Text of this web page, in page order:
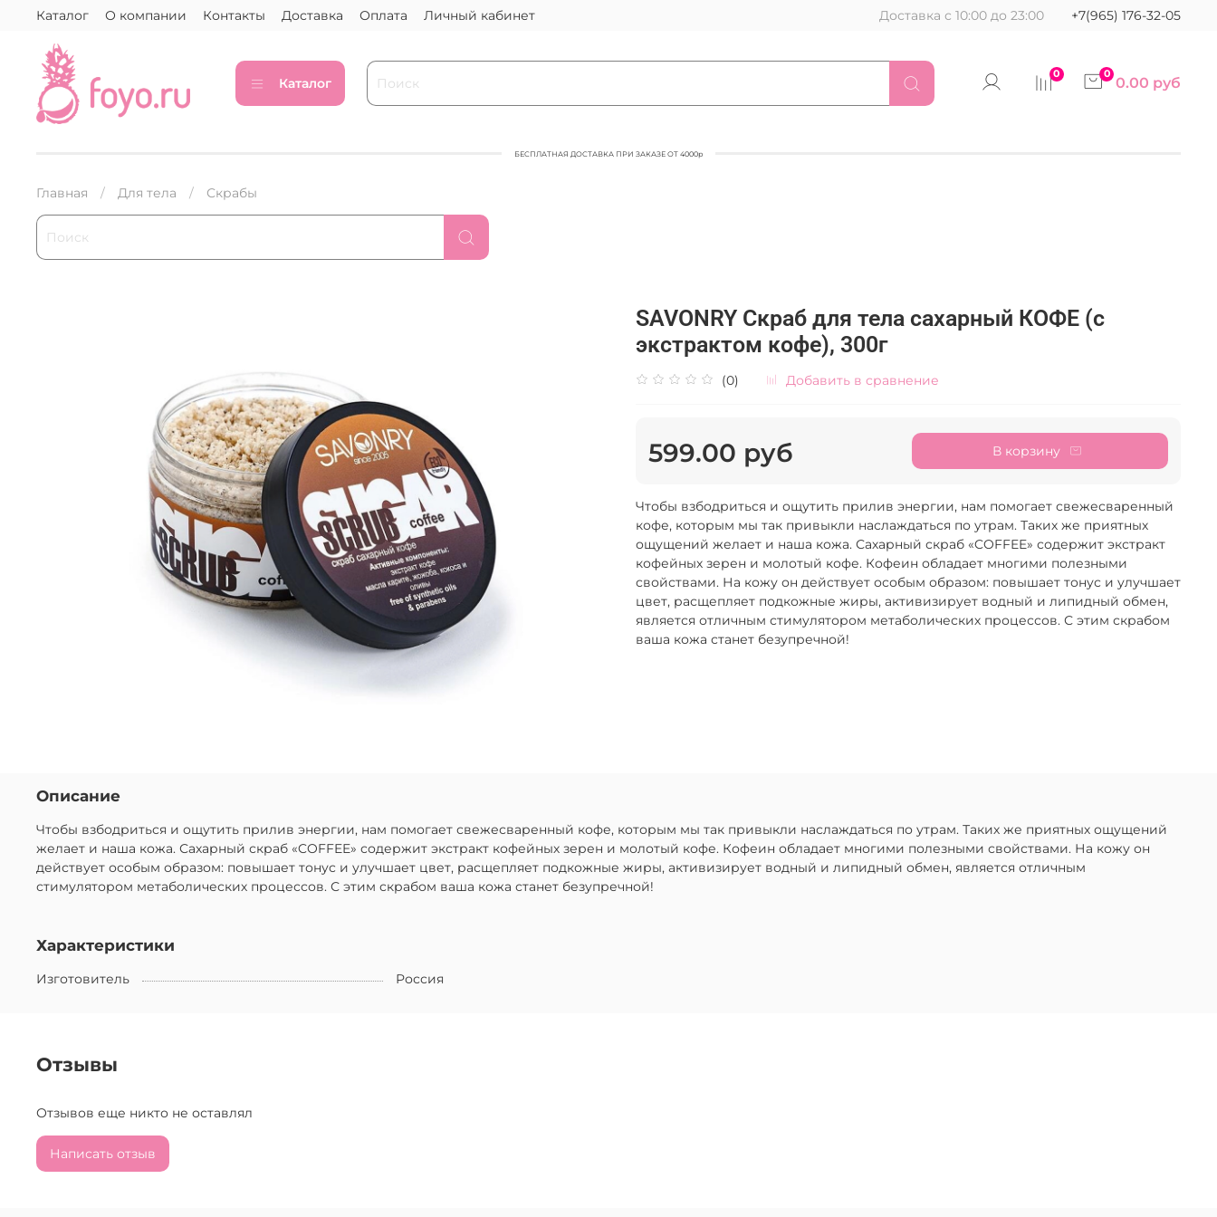
Каталог О компании Контакты Доставка Оплата Личный кабинет Доставка с 10:00 до 23:00 +7(965) 176-32-05
Каталог
0 0 0.00 руб
БЕСПЛАТНАЯ ДОСТАВКА ПРИ ЗАКАЗЕ ОТ 4000р
Главная Для тела Скрабы
SAVONRY Скраб для тела сахарный КОФЕ (с
экстрактом кофе), 300г
(0) Добавить в сравнение
599.00 руб В корзину
Чтобы взбодриться и ощутить прилив энергии, нам помогает свежесваренный
кофе, которым мы так привыкли наслаждаться по утрам. Таких же приятных
ощущений желает и наша кожа. Сахарный скраб «COFFEE» содержит экстракт
кофейных зерен и молотый кофе. Кофеин обладает многими полезными
свойствами. На кожу он действует особым образом: повышает тонус и улучшает
цвет, расщепляет подкожные жиры, активизирует водный и липидный обмен,
является отличным стимулятором метаболических процессов. С этим скрабом
ваша кожа станет безупречной!
Описание
Чтобы взбодриться и ощутить прилив энергии, нам помогает свежесваренный кофе, которым мы так привыкли наслаждаться по утрам. Таких же приятных ощущений
желает и наша кожа. Сахарный скраб «COFFEE» содержит экстракт кофейных зерен и молотый кофе. Кофеин обладает многими полезными свойствами. На кожу он
действует особым образом: повышает тонус и улучшает цвет, расщепляет подкожные жиры, активизирует водный и липидный обмен, является отличным
стимулятором метаболических процессов. С этим скрабом ваша кожа станет безупречной!
Характеристики
Изготовитель Россия
Отзывы
Отзывов еще никто не оставлял
Написать отзыв